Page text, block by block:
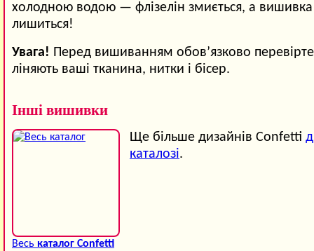
холодною водою — флізелін змиється, а вишивка
лишиться!
Увага! Перед вишиванням обов’язково
ліняють ваші тканина, нитки і бісер.
Інші вишивки
Весь каталог Confetti
Ще більше дизайнів Confetti
каталозі.